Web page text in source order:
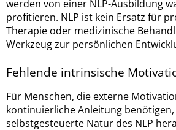
werden von einer NLP-Ausbildung
profitieren. NLP ist kein Ersatz für
Therapie oder medizinische
Werkzeug zur persönlichen
Fehlende intrinsische
Für Menschen, die externe
kontinuierliche Anleitung
selbstgesteuerte Natur des NLP